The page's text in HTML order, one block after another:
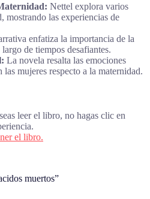
Nettel explora varios
mostrando las experiencias de
enfatiza la importancia de la
de tiempos desafiantes.
La novela resalta las emociones
mujeres respecto a la maternidad.
leer el libro, no hagas clic en
el libro.
muertos”